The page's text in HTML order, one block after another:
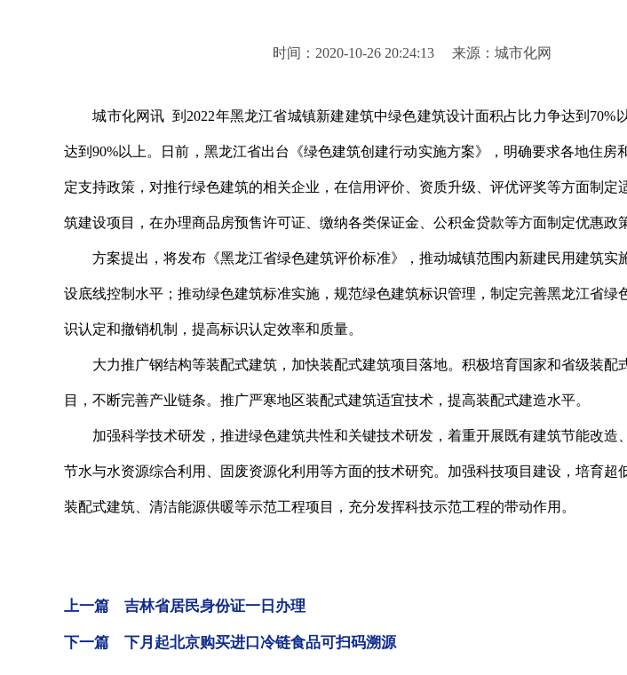
时间：2020-10-26 20:24:13 来源：城市化网
城市化网讯 到2022年黑龙江省城镇新建建筑中绿色建筑设计面积占比力争达到70%
达到90%以上。日前，黑龙江省出台《绿色建筑创建行动实施方案》，明确要求各地住房
定支持政策，对推行绿色建筑的相关企业，在信用评价、资质升级、评优评奖等方面制定
筑建设项目，在办理商品房预售许可证、缴纳各类保证金、公积金贷款等方面制定优惠政
方案提出，将发布《黑龙江省绿色建筑评价标准》，推动城镇范围内新建民用建筑实
设底线控制水平；推动绿色建筑标准实施，规范绿色建筑标识管理，制定完善黑龙江省绿
识认定和撤销机制，提高标识认定效率和质量。
大力推广钢结构等装配式建筑，加快装配式建筑项目落地。积极培育国家和省级装配
目，不断完善产业链条。推广严寒地区装配式建筑适宜技术，提高装配式建造水平。
加强科学技术研发，推进绿色建筑共性和关键技术研发，着重开展既有建筑节能改造
节水与水资源综合利用、固废资源化利用等方面的技术研究。加强科技项目建设，培育超
装配式建筑、清洁能源供暖等示范工程项目，充分发挥科技示范工程的带动作用。
上一篇 吉林省居民身份证一日办理
下一篇 下月起北京购买进口冷链食品可扫码溯源